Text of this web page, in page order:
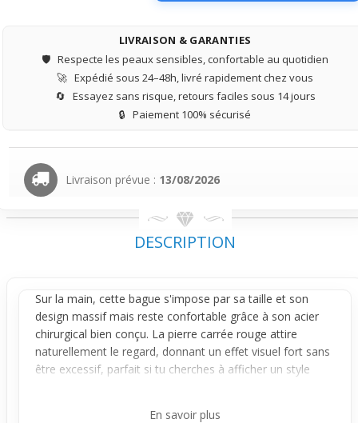
LIVRAISON & GARANTIES
🛡️ Respecte les peaux sensibles, confortable au quotidien
🚀 Expédié sous 24–48h, livré rapidement chez vous
🔄 Essayez sans risque, retours faciles sous 14 jours
🔒 Paiement 100% sécurisé
Livraison prévue : 13/08/2026
DESCRIPTION
Sur la main, cette bague s'impose par sa taille et son
design massif mais reste confortable grâce à son acier
chirurgical bien conçu. La pierre carrée rouge attire
naturellement le regard, donnant un effet visuel fort sans
être excessif, parfait si tu cherches à afficher un style
Son design s'inspire du style médiéval avec un travail de
En savoir plus